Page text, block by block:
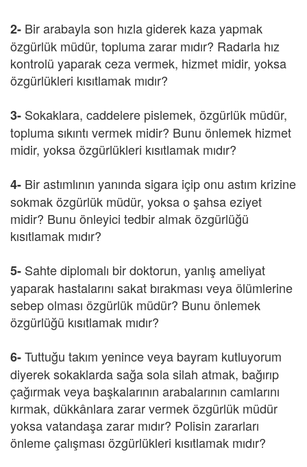
2- Bir arabayla son hızla giderek kaza yapmak
özgürlük müdür, topluma zarar mıdır? Radarla hız
kontrolü yaparak ceza vermek, hizmet midir, yoksa
özgürlükleri kısıtlamak mıdır?
3- Sokaklara, caddelere pislemek, özgürlük müdür,
topluma sıkıntı vermek midir? Bunu önlemek hizmet
midir, yoksa özgürlükleri kısıtlamak mıdır?
4- Bir astımlının yanında sigara içip onu astım krizine
sokmak özgürlük müdür, yoksa o şahsa eziyet
midir? Bunu önleyici tedbir almak özgürlüğü
kısıtlamak mıdır?
5- Sahte diplomalı bir doktorun, yanlış ameliyat
yaparak hastalarını sakat bırakması veya ölümlerine
sebep olması özgürlük müdür? Bunu önlemek
özgürlüğü kısıtlamak mıdır?
6-Tuttuğu takım yenince veya bayram kutluyorum
diyerek sokaklarda sağa sola silah atmak, bağırıp
çağırmak veya başkalarının arabalarının camlarını
kırmak, dükkânlara zarar vermek özgürlük müdür
yoksa vatandaşa zarar mıdır? Polisin zararları
önleme çalışması özgürlükleri kısıtlamak mıdır?